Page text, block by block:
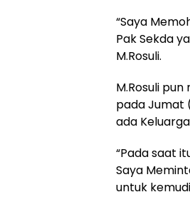
“Saya
Pak Sekda
M.Rosuli.
M.Rosuli
pada Jumat
ada
“Pada saat
Saya
untuk